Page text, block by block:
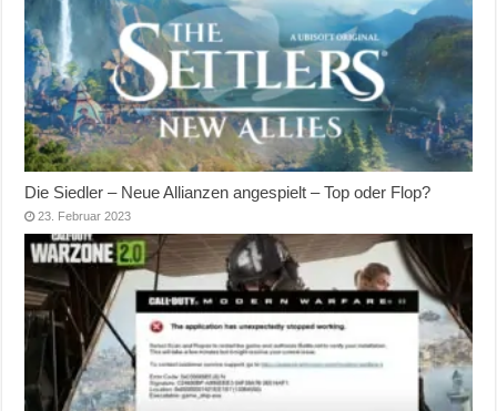
Die Siedler – Neue Allianzen angespielt – Top oder Flop?
23. Februar 2023